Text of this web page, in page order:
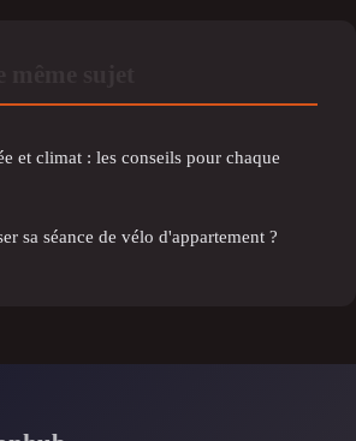
et climat : les conseils pour chaque
sa séance de vélo d'appartement ?